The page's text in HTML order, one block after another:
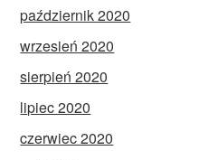
październik 2020
wrzesień 2020
sierpień 2020
lipiec 2020
czerwiec 2020